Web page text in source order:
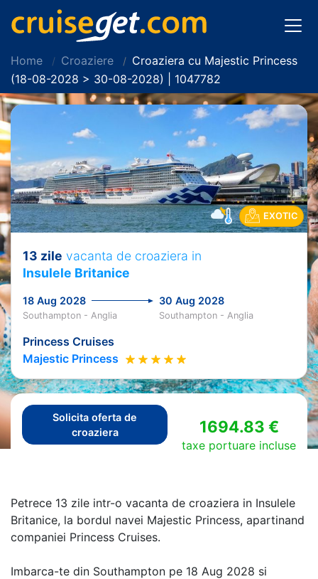
Home Croaziere
Croaziera cu Majestic Princess
(18-08-2028 > 30-08-2028) | 1047782
EXOTIC
13 zile vacanta de croaziera in
Insulele Britanice
18 Aug 2028 30 Aug 2028
Southampton - Anglia Southampton - Anglia
Princess Cruises
Majestic Princess
Solicita oferta de
croaziera
1694.83 €
taxe portuare incluse
Petrece 13 zile intr-o vacanta de croaziera in Insulele
Britanice, la bordul navei Majestic Princess, apartinand
companiei Princess Cruises.
Imbarca-te din Southampton pe 18 Aug 2028 si